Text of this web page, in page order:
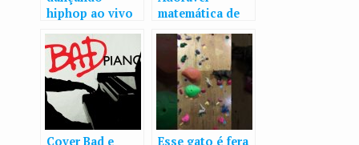
hiphop ao vivo
matemática de
Costello
Cover Bad e
Esse gato é fera